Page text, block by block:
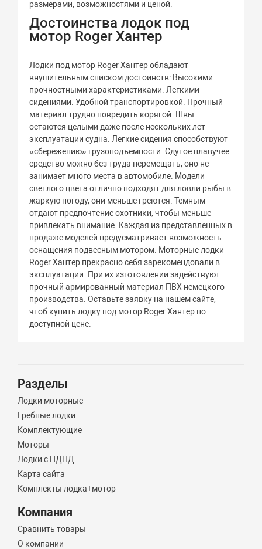
размерами, возможностями и ценой.
Достоинства лодок под
мотор Roger Хантер
Лодки под мотор Roger Хантер обладают
внушительным списком достоинств: Высокими
прочностными характеристиками. Легкими
сидениями. Удобной транспортировкой. Прочный
материал трудно повредить корягой. Швы
остаются целыми даже после нескольких лет
эксплуатации судна. Легкие сидения способствуют
«сбережению» грузоподъемности. Сдутое плавучее
средство можно без труда перемещать, оно не
занимает много места в автомобиле. Модели
светлого цвета отлично подходят для ловли рыбы в
жаркую погоду, они меньше греются. Темным
отдают предпочтение охотники, чтобы меньше
привлекать внимание. Каждая из представленных в
продаже моделей предусматривает возможность
оснащения подвесным мотором. Моторные лодки
Roger Хантер прекрасно себя зарекомендовали в
эксплуатации. При их изготовлении задействуют
прочный армированный материал ПВХ немецкого
производства. Оставьте заявку на нашем сайте,
чтоб купить лодку под мотор Roger Хантер по
доступной цене.
Разделы
Лодки моторные
Гребные лодки
Комплектующие
Моторы
Лодки с НДНД
Карта сайта
Комплекты лодка+мотор
Компания
Сравнить товары
О компании